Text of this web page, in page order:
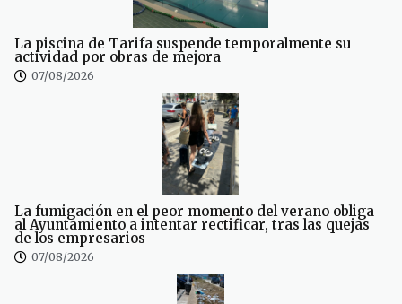
La piscina de Tarifa suspende temporalmente su
actividad por obras de mejora
07/08/2026
La fumigación en el peor momento del verano obliga
al Ayuntamiento a intentar rectificar, tras las quejas
de los empresarios
07/08/2026